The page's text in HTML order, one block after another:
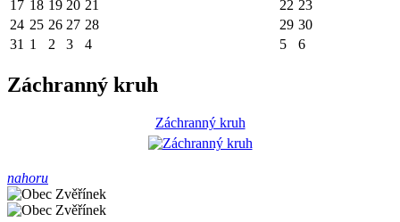
17 18 19 20 21 22 23
24 25 26 27 28 29 30
31 1 2 3 4 5 6
Záchranný kruh
Záchranný kruh
nahoru